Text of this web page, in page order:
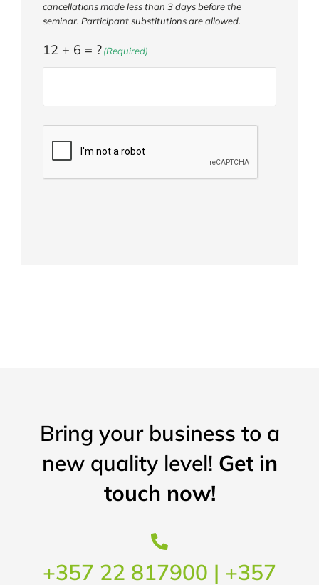
cancellations made less than 3 days before the
seminar. Participant substitutions are allowed.
12 + 6 = ?(Required)
Bring your business to a
new quality level! Get in
touch now!
+357 22 817900 | +357